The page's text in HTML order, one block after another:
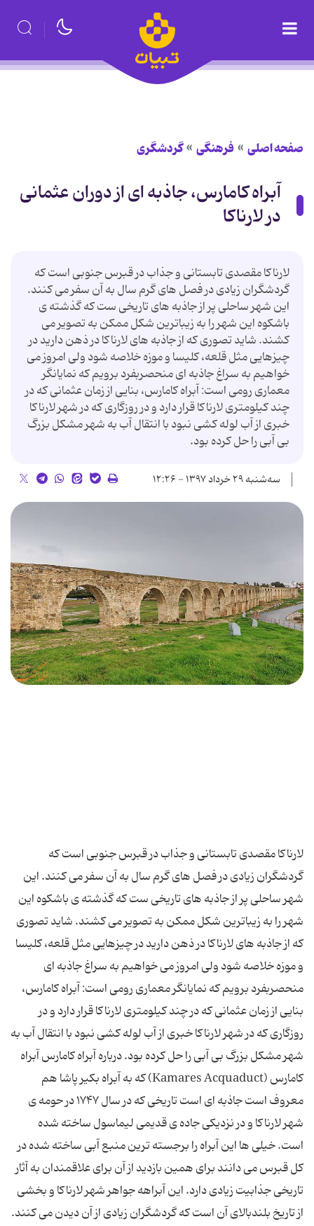
صفحه اصلی فرهنگی گردشگری
آبراه کامارس، جاذبه ای از دوران عثمانی
در لارناکا
لارناکا مقصدی تابستانی و جذاب در قبرس جنوبی است که
گردشگران زیادی در فصل های گرم سال به آن سفر می کنند.
این شهر ساحلی پر از جاذبه های تاریخی ست که گذشته ی
باشکوه این شهر را به زیباترین شکل ممکن به تصویر می
کشند. شاید تصوری که از جاذبه های لارناکا در ذهن دارید در
چیزهایی مثل قلعه، کلیسا و موزه خلاصه شود ولی امروز می
خواهیم به سراغ جاذبه ای منحصربفرد برویم که نمایانگر
معماری رومی است: آبراه کامارس، بنایی از زمان عثمانی که در
چند کیلومتری لارناکا قرار دارد و در روزگاری که در شهر لارناکا
خبری از آب لوله کشی نبود با انتقال آب به شهر مشکل بزرگ
بی آبی را حل کرده بود.
سه‌شنبه ۲۹ خرداد ۱۳۹۷ - ۱۲:۲۶
لارناکا مقصدی تابستانی و جذاب در قبرس جنوبی است که
گردشگران زیادی در فصل های گرم سال به آن سفر می کنند. این
شهر ساحلی پر از جاذبه های تاریخی ست که گذشته ی باشکوه این
شهر را به زیباترین شکل ممکن به تصویر می کشند. شاید تصوری
که از جاذبه های لارناکا در ذهن دارید در چیزهایی مثل قلعه، کلیسا
و موزه خلاصه شود ولی امروز می خواهیم به سراغ جاذبه ای
منحصربفرد برویم که نمایانگر معماری رومی است: آبراه کامارس،
بنایی از زمان عثمانی که در چند کیلومتری لارناکا قرار دارد و در
روزگاری که در شهر لارناکا خبری از آب لوله کشی نبود با انتقال آب به
شهر مشکل بزرگ بی آبی را حل کرده بود. درباره آبراه کامارس آبراه
کامارس (Kamares Acquaduct) که به آبراه بکیر پاشا هم
معروف است جاذبه ای است تاریخی که در سال ۱۷۴۷ در حومه ی
شهر لارناکا و در نزدیکی جاده ی قدیمی لیماسول ساخته شده
است. خیلی ها این آبراه را برجسته ترین منبع آبی ساخته شده در
کل قبرس می دانند برای همین بازدید از آن برای علاقمندان به آثار
تاریخی جذابیت زیادی دارد. این آبراهه جواهر شهر لارناکا و بخشی
از تاریخ بلندبالای آن است که گردشگران زیادی از آن دیدن می کنند.